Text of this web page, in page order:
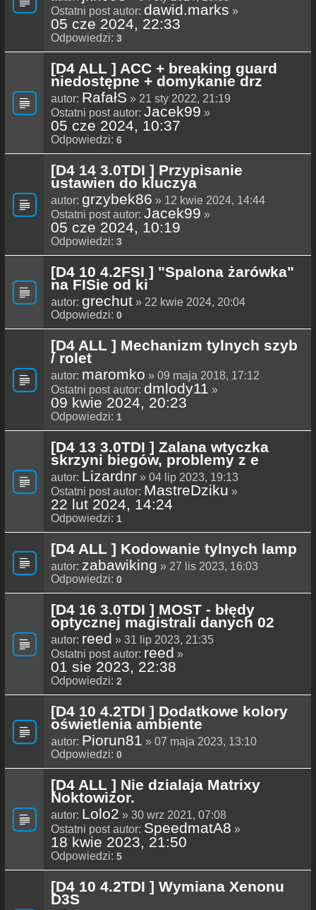
Ostatni post autor: dawid.marks »
05 cze 2024, 22:33
Odpowiedzi: 3
[D4 ALL ] ACC + breaking guard
niedostępne + domykanie drz
autor: RafałS » 21 sty 2022, 21:19
Ostatni post autor: Jacek99 »
05 cze 2024, 10:37
Odpowiedzi: 6
[D4 14 3.0TDI ] Przypisanie
ustawien do kluczya
autor: grzybek86 » 12 kwie 2024, 14:44
Ostatni post autor: Jacek99 »
05 cze 2024, 10:19
Odpowiedzi: 3
[D4 10 4.2FSI ] "Spalona żarówka"
na FISie od ki
autor: grechut » 22 kwie 2024, 20:04
Odpowiedzi: 0
[D4 ALL ] Mechanizm tylnych szyb
/ rolet
autor: maromko » 09 maja 2018, 17:12
Ostatni post autor: dmlody11 »
09 kwie 2024, 20:23
Odpowiedzi: 1
[D4 13 3.0TDI ] Zalana wtyczka
skrzyni biegów, problemy z e
autor: Lizardnr » 04 lip 2023, 19:13
Ostatni post autor: MastreDziku »
22 lut 2024, 14:24
Odpowiedzi: 1
[D4 ALL ] Kodowanie tylnych lamp
autor: zabawiking » 27 lis 2023, 16:03
Odpowiedzi: 0
[D4 16 3.0TDI ] MOST - błędy
optycznej magistrali danych 02
autor: reed » 31 lip 2023, 21:35
Ostatni post autor: reed »
01 sie 2023, 22:38
Odpowiedzi: 2
[D4 10 4.2TDI ] Dodatkowe kolory
oświetlenia ambiente
autor: Piorun81 » 07 maja 2023, 13:10
Odpowiedzi: 0
[D4 ALL ] Nie dzialaja Matrixy
Noktowizor.
autor: Lolo2 » 30 wrz 2021, 07:08
Ostatni post autor: SpeedmatA8 »
18 kwie 2023, 21:50
Odpowiedzi: 5
[D4 10 4.2TDI ] Wymiana Xenonu
D3S